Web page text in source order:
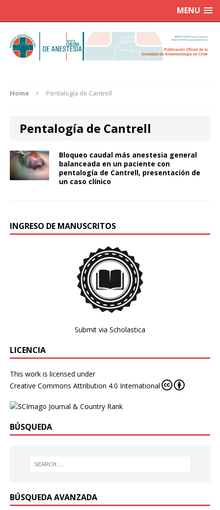
MENU
Home Pentalogía de Cantrell
Pentalogía de Cantrell
Bloqueo caudal más anestesia general
balanceada en un paciente con
pentalogía de Cantrell, presentación de
un caso clínico
INGRESO DE MANUSCRITOS
Submit via Scholastica
LICENCIA
This work is licensed under
Creative Commons Attribution 4.0 International
BÚSQUEDA
BÚSQUEDA AVANZADA